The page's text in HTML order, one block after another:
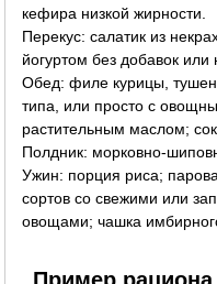
кефира низкой жирности.
Перекус: салатик из
йогуртом без добавок
Обед: филе курицы,
типа, или просто с
растительным маслом;
Полдник: морковно-
Ужин: порция риса;
сортов со свежими или
овощами; чашка